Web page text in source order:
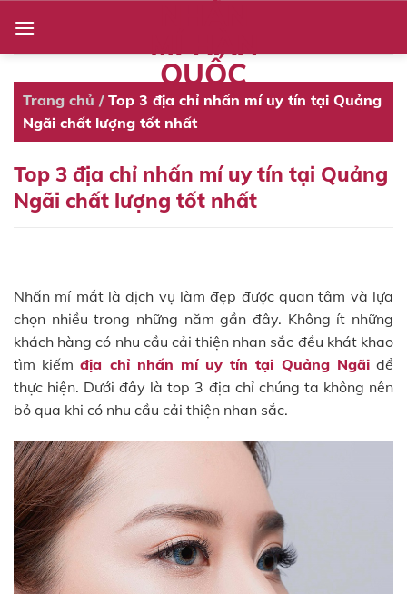
content
MÍ HÀN
QUỐC
Trang chủ / Top 3 địa chỉ nhấn mí uy tín tại Quảng
Ngãi chất lượng tốt nhất
Top 3 địa chỉ nhấn mí uy tín tại Quảng
Ngãi chất lượng tốt nhất
Nhấn mí mắt là dịch vụ làm đẹp được quan tâm và lựa
chọn nhiều trong những năm gần đây. Không ít những
khách hàng có nhu cầu cải thiện nhan sắc đều khát khao
tìm kiếmđịa chỉ nhấn mí uy tín tại Quảng Ngãiđể
thực hiện. Dưới đây là top 3 địa chỉ chúng ta không nên
bỏ qua khi có nhu cầu cải thiện nhan sắc.